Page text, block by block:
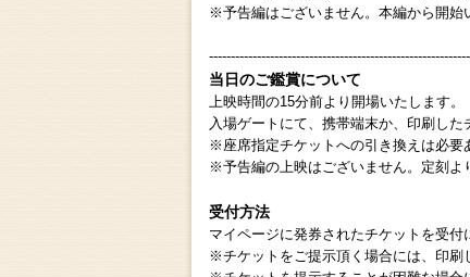
※予告編はございません。本編から開始
当日のご鑑賞について
上映時間の15分前より開場いたします。
入場ゲートにて、携帯端末か、印刷した
※座席指定チケットへの引き換えは必要
※予告編の上映はございません。定刻よ
受付方法
マイページに発券されたチケットを受付
※チケットをご提示頂く場合には、印刷